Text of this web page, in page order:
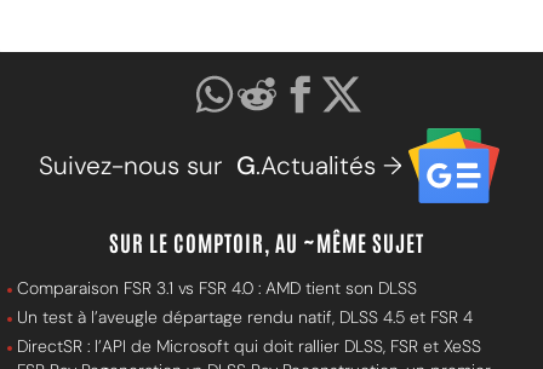
Suivez-nous sur G.Actualités →
SUR LE COMPTOIR, AU ~MÊME SUJET
Comparaison FSR 3.1 vs FSR 4.0 : AMD tient son DLSS
Un test à l’aveugle départage rendu natif, DLSS 4.5 et FSR 4
DirectSR : l’API de Microsoft qui doit rallier DLSS, FSR et XeSS